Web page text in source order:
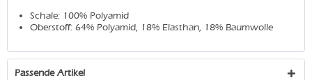
Schale: 100% Polyamid
Oberstoff: 64% Polyamid, 18% Elasthan, 18% Baumwolle
Passende Artikel